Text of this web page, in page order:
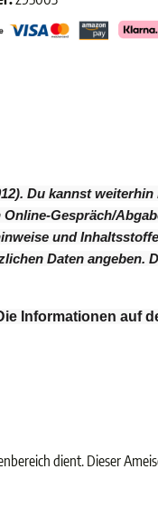
Du kannst
Gespräch/
und
Daten angeben.
Informationen auf
dient. Dieser